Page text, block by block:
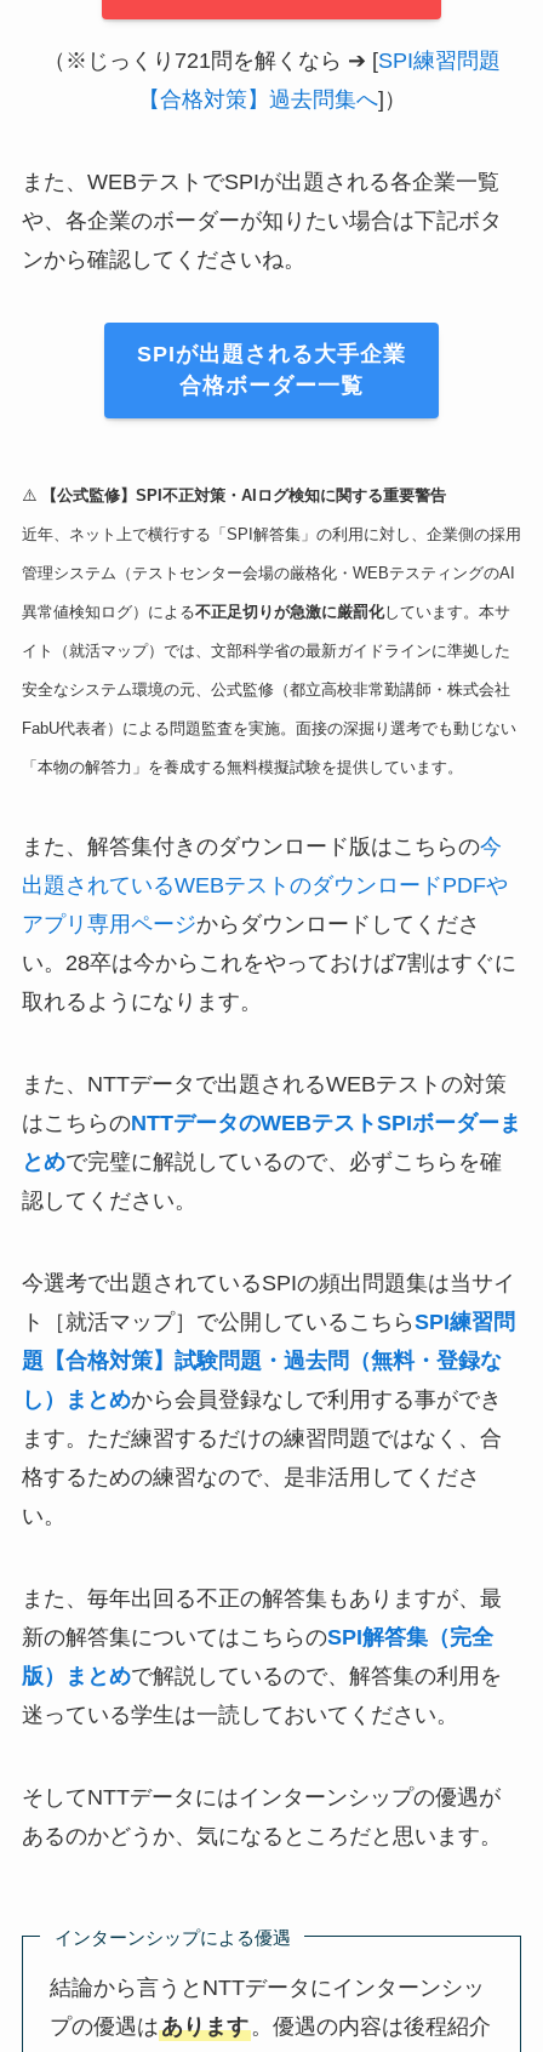
（※じっくり721問を解くなら ➔ [SPI練習問題
【合格対策】過去問集へ]）
また、WEBテストでSPIが出題される各企業一覧
や、各企業のボーダーが知りたい場合は下記ボタ
ンから確認してくださいね。
SPIが出題される大手企業
合格ボーダー一覧
⚠️ 【公式監修】SPI不正対策・AIログ検知に関する重要警告
近年、ネット上で横行する「SPI解答集」の利用に対し、企業側の採用
管理システム（テストセンター会場の厳格化・WEBテスティングのAI
異常値検知ログ）による不正足切りが急激に厳罰化しています。本サ
イト（就活マップ）では、文部科学省の最新ガイドラインに準拠した
安全なシステム環境の元、公式監修（都立高校非常勤講師・株式会社
FabU代表者）による問題監査を実施。面接の深掘り選考でも動じない
「本物の解答力」を養成する無料模擬試験を提供しています。
また、解答集付きのダウンロード版はこちらの今
出題されているWEBテストのダウンロードPDFや
アプリ専用ページからダウンロードしてくださ
い。28卒は今からこれをやっておけば7割はすぐに
取れるようになります。
また、NTTデータで出題されるWEBテストの対策
はこちらのNTTデータのWEBテストSPIボーダーま
とめで完璧に解説しているので、必ずこちらを確
認してください。
今選考で出題されているSPIの頻出問題集は当サイ
ト［就活マップ］で公開しているこちらSPI練習問
題【合格対策】試験問題・過去問（無料・登録な
し）まとめから会員登録なしで利用する事ができ
ます。ただ練習するだけの練習問題ではなく、合
格するための練習なので、是非活用してくださ
い。
また、毎年出回る不正の解答集もありますが、最
新の解答集についてはこちらのSPI解答集（完全
版）まとめで解説しているので、解答集の利用を
迷っている学生は一読しておいてください。
そしてNTTデータにはインターンシップの優遇が
あるのかどうか、気になるところだと思います。
インターンシップによる優遇
結論から言うとNTTデータにインターンシッ
プの優遇はあります。優遇の内容は後程紹介